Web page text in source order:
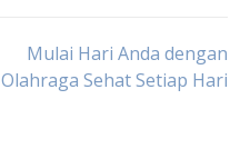
Mulai Hari Anda dengan
Olahraga Sehat Setiap Hari